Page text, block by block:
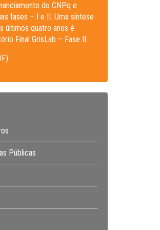
do CNPq e
fases – I e II. Uma síntese
últimos quatro anos é
Final GrisLab – Fase II.
Públicas